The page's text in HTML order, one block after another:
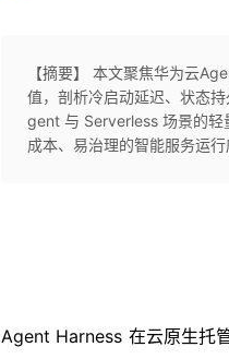
【摘要】 本文聚焦华为云
值，剖析冷启动延迟、状态
gent 与 Serverless 场景的轻
成本、易治理的智能服务运
Agent Harness 在云原生托